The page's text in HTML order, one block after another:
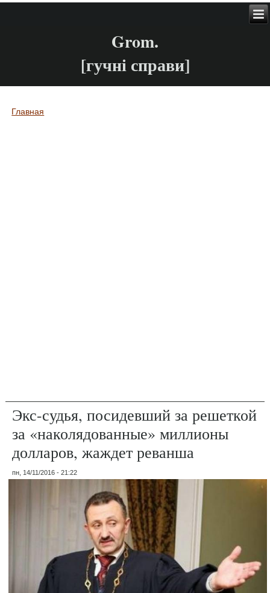
Grom.
[гучні справи]
Вы здесь
Главная
Экс-судья, посидевший за решеткой
за «наколядованные» миллионы
долларов, жаждет реванша
пн, 14/11/2016 - 21:22